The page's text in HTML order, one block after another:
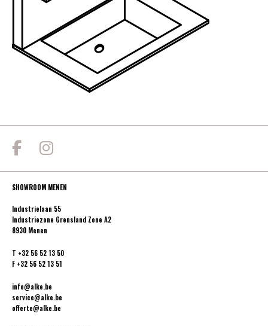
SHOWROOM MENEN
Industrielaan 55
Industriezone Grensland Zone A2
8930 Menen
T +32 56 52 13 50
F +32 56 52 13 51
info@alke.be
service@alke.be
offerte@alke.be